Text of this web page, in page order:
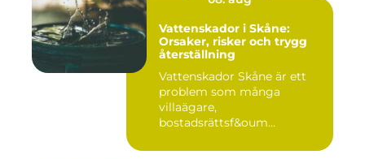
Vattenskador i Skåne:
Orsaker, risker och trygg
återställning
Vattenskador Skåne är ett
problem som många
villaägare,
bostadsrättsf&oum...